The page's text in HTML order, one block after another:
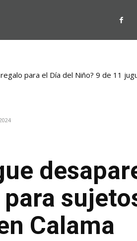
para el Día del Niño? 9 de 11
Calama